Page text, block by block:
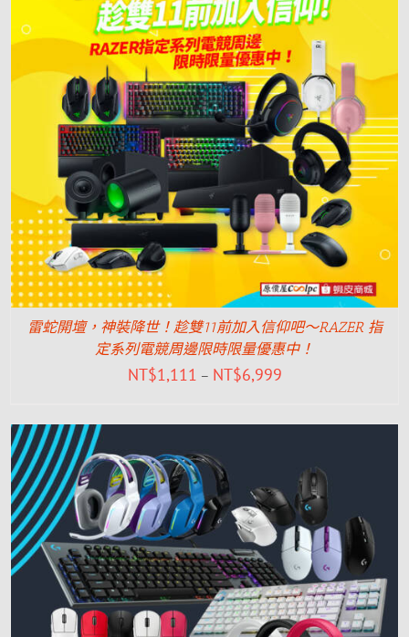
雷蛇開壇，神裝降世！趁雙11前加入信仰吧～RAZER 指
定系列電競周邊限時限量優惠中！
NT$1,111 – NT$6,999